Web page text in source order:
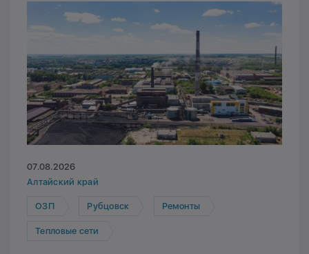
07.08.2026
Алтайский край
ОЗП Рубцовск Ремонты
Тепловые сети